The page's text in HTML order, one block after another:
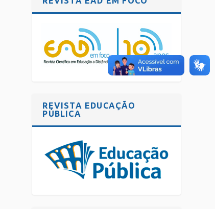
REVISTA EDUCAÇÃO
PÚBLICA